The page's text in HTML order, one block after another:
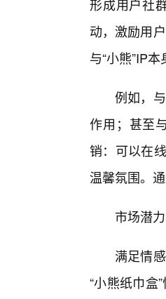
形成用户社
动，激励用
与“小熊”IP
例如，
作用；甚至
销：可以在
温馨氛围。
市场潜
满足情
“小熊纸巾盒